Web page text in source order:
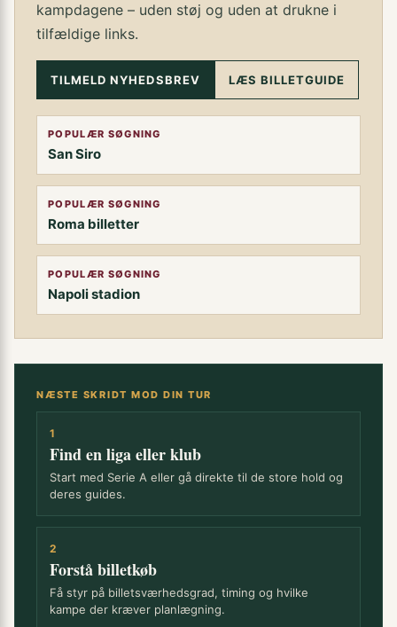
kampdagene – uden støj og uden at drukne i
tilfældige links.
TILMELD NYHEDSBREV LÆS BILLETGUIDE
POPULÆR SØGNING
San Siro
POPULÆR SØGNING
Roma billetter
POPULÆR SØGNING
Napoli stadion
NÆSTE SKRIDT MOD DIN TUR
1
Find en liga eller klub
Start med Serie A eller gå direkte til de store hold og
deres guides.
2
Forstå billetkøb
Få styr på billetsværhedsgrad, timing og hvilke
kampe der kræver planlægning.